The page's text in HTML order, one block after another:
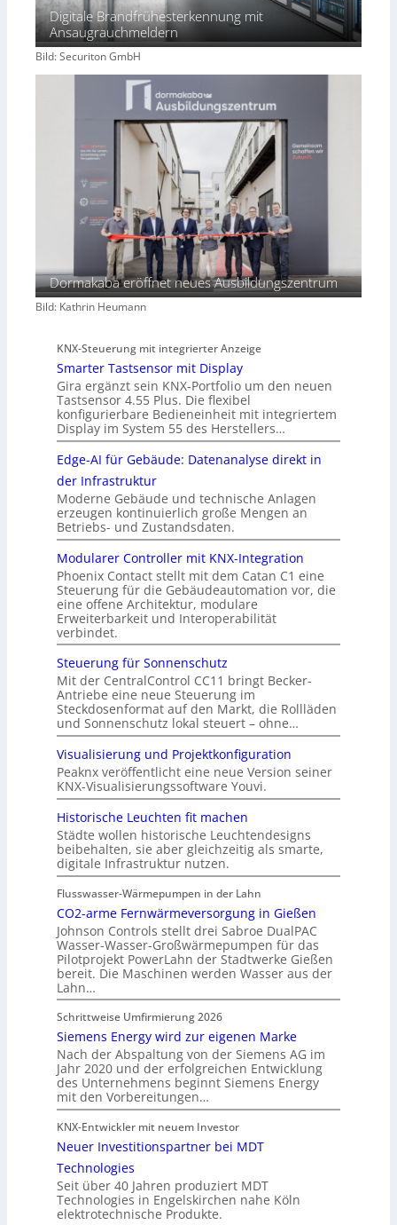
Digitale Brandfrühesterkennung mit
Ansaugrauchmeldern
Bild: Securiton GmbH
Dormakaba eröffnet neues Ausbildungszentrum
Bild: Kathrin Heumann
KNX-Steuerung mit integrierter Anzeige
Smarter Tastsensor mit Display
Gira ergänzt sein KNX-Portfolio um den neuen
Tastsensor 4.55 Plus. Die flexibel
konfigurierbare Bedieneinheit mit integriertem
Display im System 55 des Herstellers…
Edge-AI für Gebäude: Datenanalyse direkt in
der Infrastruktur
Moderne Gebäude und technische Anlagen
erzeugen kontinuierlich große Mengen an
Betriebs- und Zustandsdaten.
Modularer Controller mit KNX-Integration
Phoenix Contact stellt mit dem Catan C1 eine
Steuerung für die Gebäudeautomation vor, die
eine offene Architektur, modulare
Erweiterbarkeit und Interoperabilität
verbindet.
Steuerung für Sonnenschutz
Mit der CentralControl CC11 bringt Becker-
Antriebe eine neue Steuerung im
Steckdosenformat auf den Markt, die Rollläden
und Sonnenschutz lokal steuert – ohne…
Visualisierung und Projektkonfiguration
Peaknx veröffentlicht eine neue Version seiner
KNX-Visualisierungssoftware Youvi.
Historische Leuchten fit machen
Städte wollen historische Leuchtendesigns
beibehalten, sie aber gleichzeitig als smarte,
digitale Infrastruktur nutzen.
Flusswasser-Wärmepumpen in der Lahn
CO2-arme Fernwärmeversorgung in Gießen
Johnson Controls stellt drei Sabroe DualPAC
Wasser-Wasser-Großwärmepumpen für das
Pilotprojekt PowerLahn der Stadtwerke Gießen
bereit. Die Maschinen werden Wasser aus der
Lahn…
Schrittweise Umfirmierung 2026
Siemens Energy wird zur eigenen Marke
Nach der Abspaltung von der Siemens AG im
Jahr 2020 und der erfolgreichen Entwicklung
des Unternehmens beginnt Siemens Energy
mit den Vorbereitungen…
KNX-Entwickler mit neuem Investor
Neuer Investitionspartner bei MDT
Technologies
Seit über 40 Jahren produziert MDT
Technologies in Engelskirchen nahe Köln
elektrotechnische Produkte.